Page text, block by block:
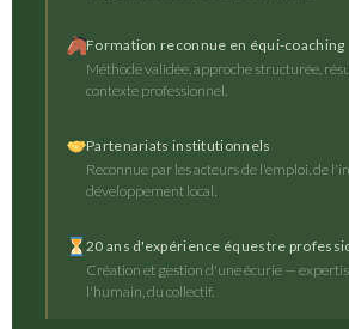
Formation reconnue en équi-coaching
Méthode validée, approche structurée,
contexte professionnel.
Partenariats institutionnels
Reconnue par les acteurs de l'emploi, de
développement local.
20 ans d'expérience équestre
Création et gestion d'une écurie —
l'humain, du collectif.